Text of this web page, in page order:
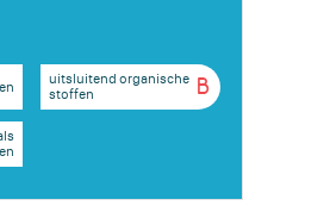
B
uitsluitend organische
stoffen